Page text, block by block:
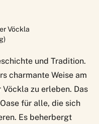
Vöckla
und Tradition.
charmante Weise am
zu erleben. Das
für alle, die sich
Es beherbergt